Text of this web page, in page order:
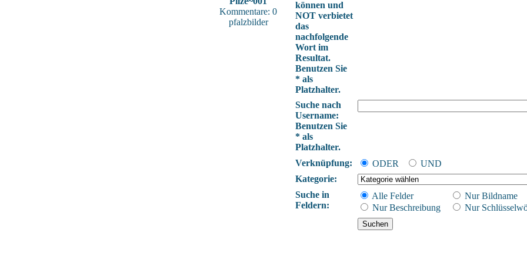
Kommentare: 0
pfalzbilder
können und
NOT verbietet
das
nachfolgende
Wort im
Resultat.
Benutzen Sie
* als
Platzhalter.
Suche nach
Username:
Benutzen Sie
* als
Platzhalter.
Verknüpfung:
ODER
UND
Kategorie:
Suche in
Feldern:
Alle Felder
Nur Bildname
Nur Beschreibung
Nur